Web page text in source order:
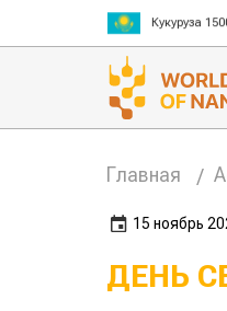
Кукуруза
Рис 300000₸
Пшеница 3
Главная
15 ноябрь
ДЕНЬ